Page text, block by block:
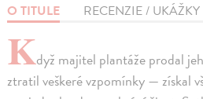
O TITULE RECENZIE / UKÁŽKY
Když majitel plantáže prodal
ztratil veškeré vzpomínky — získal